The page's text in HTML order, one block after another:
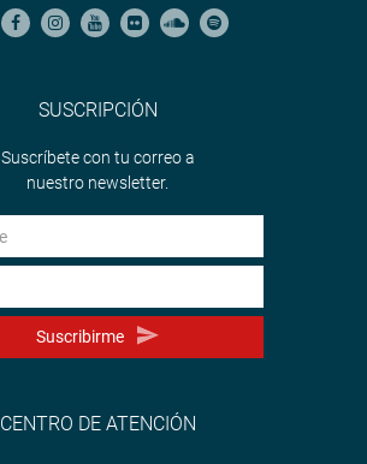
SUSCRIPCIÓN
Suscríbete con tu correo a
nuestro newsletter.
Suscribirme
CENTRO DE ATENCIÓN